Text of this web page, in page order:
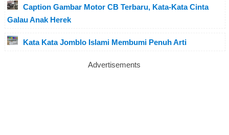
Caption Gambar Motor CB Terbaru, Kata-Kata Cinta
Galau Anak Herek
Kata Kata Jomblo Islami Membumi Penuh Arti
Advertisements